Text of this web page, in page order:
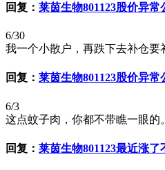
回复： 莱茵生物801123股价异常
6/30
我一个小散户，再跌下去补仓要
回复： 莱茵生物801123股价异常
6/3
这点蚊子肉，你都不带瞧一眼的。
回复： 莱茵生物801123最近涨了